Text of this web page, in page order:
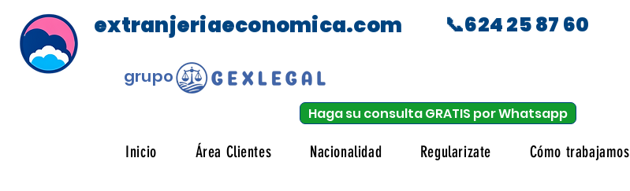
extranjeriaeconomica.com
grupo
📞624 25 87 60
Haga su consulta GRATIS por Whatsapp
Inicio Área Clientes Nacionalidad Regularizate Cómo trabajamos